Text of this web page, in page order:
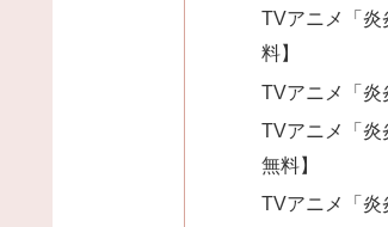
TVアニメ「炎
料】
TVアニメ「炎
TVアニメ「炎
無料】
TVアニメ「炎